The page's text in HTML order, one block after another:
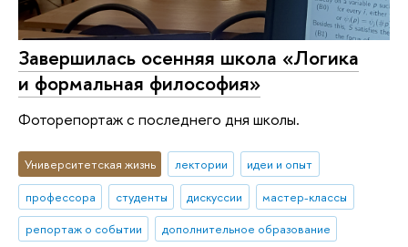
Завершилась осенняя школа «Логика
и формальная философия»
Фоторепортаж с последнего дня школы.
Университетская жизнь лектории
идеи и опыт
профессора
студенты дискуссии
мастер-классы
репортаж о событии
дополнительное образование